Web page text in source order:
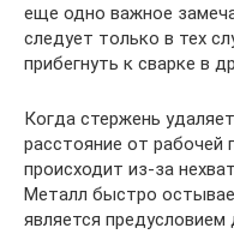
еще одно важное
следует только в тех
прибегнуть к сварке в
Когда стержень
расстояние от рабочей
происходит из-за
Металл быстро
является